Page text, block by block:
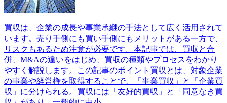
買収は、企業の成長や事業承継の手法として広く活用されて
います。売り手側にも買い手側にもメリットがある一方で、
リスクもあるため注意が必要です。本記事では、買収と合
併、M&Aの違いをはじめ、買収の種類やプロセスをわかり
やすく解説します。この記事のポイント買収とは、対象企業
の事業や経営権を取得することで、「事業買収」と「企業買
収」に分けられる。買収には「友好的買収」と「同意なき買